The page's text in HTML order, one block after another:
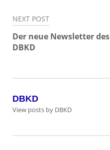
NEXT POST
Der neue Newsletter des
DBKD
DBKD
View posts by DBKD